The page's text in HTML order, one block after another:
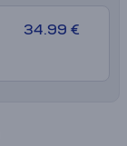
34.99 €